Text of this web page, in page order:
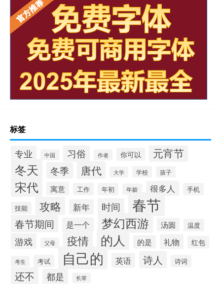
标签
专业 中国 习俗 作者 你可以 元宵节
冬天 冬季 唐代 大学 学校 孩子
宋代 寓意 工作 年初 年龄 很多人
手机
技能
攻略 新年 时间 春节
春节期间 是一个 梦幻西游 汤圆 温度
游戏 父母 疫情 的人 的是 礼物 红包
考生 考试 自己的 英语 诗人 诗词
还不 都是 长辈